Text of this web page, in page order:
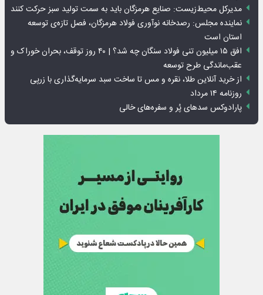
مدیرکل محیط‌زیست: صنایع هرمزگان باید به سمت تولید سبز حرکت کنند
نماینده مجلس: رصدخانه نوآوری فولاد هرمزگان، فصل تازه‌ی توسعه
استان است
افق ۱۵ میلیون تنی فولاد سنگان چه شد؟ | ۴۰ روز توقف، بحران خوراک و
عقب‌ماندگی طرح توسعه
از خرید آنلاین طلا، نقره و مس تا ساخت سبد سرمایه‌گذاری با زرپی
روزنامه ۱۴ مرداد
پارادوکس سدهای پُر و سفره‌های خالی